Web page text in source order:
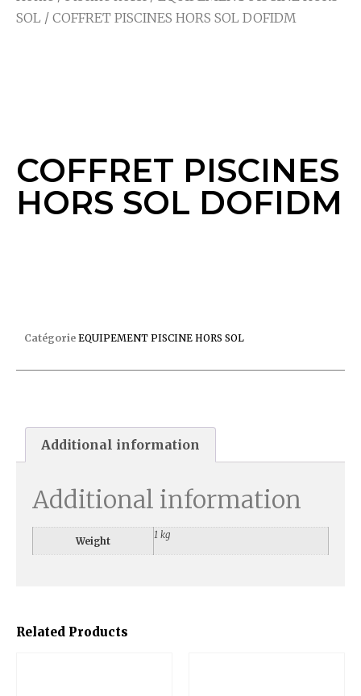
SOL / COFFRET PISCINES HORS SOL DOFIDM
COFFRET PISCINES
HORS SOL DOFIDM
Related Products
Catégorie EQUIPEMENT PISCINE HORS SOL
Additional information
Additional information
Weight
1 kg